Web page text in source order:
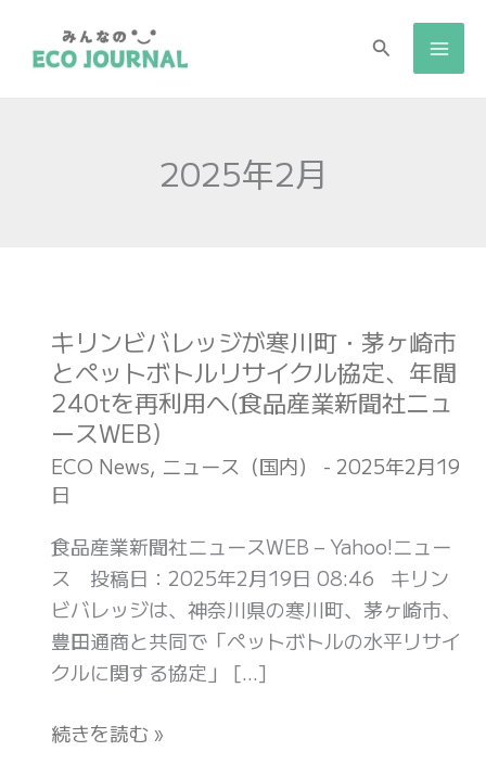
検
2025年2月
キリンビバレッジが寒川町・茅ヶ崎市
とペットボトルリサイクル協定、年間
240tを再利用へ(食品産業新聞社ニュ
ースWEB)
ECO News, ニュース（国内） - 2025年2月19
日
食品産業新聞社ニュースWEB – Yahoo!ニュー
ス 投稿日：2025年2月19日 08:46 キリン
ビバレッジは、神奈川県の寒川町、茅ヶ崎市、
豊田通商と共同で「ペットボトルの水平リサイ
クルに関する協定」 […]
キ
リ
ン
ビ
バ
レ
ジ
が
寒
川
町・
ヶ
続きを読む »